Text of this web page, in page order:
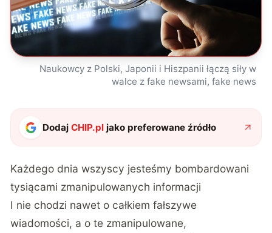
Naukowcy z Polski, Japonii i Hiszpanii łączą siły w
walce z fake newsami, fake news
DodajCHIP.pl jako preferowane źródło
Każdego dnia wszyscy jesteśmy bombardowani
tysiącami zmanipulowanych informacji
I nie chodzi nawet o całkiem fałszywe
wiadomości, a o te zmanipulowane,